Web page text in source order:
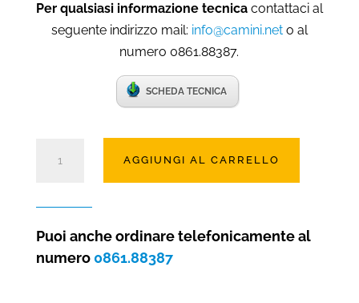
Per qualsiasi informazione tecnicacontattaci al
seguente indirizzo mail: info@camini.neto al
numero 0861.88387.
SCHEDA TECNICA
Albany
con
AGGIUNGI AL CARRELLO
Puoi anche ordinare telefonicamente al
numero 0861.88387